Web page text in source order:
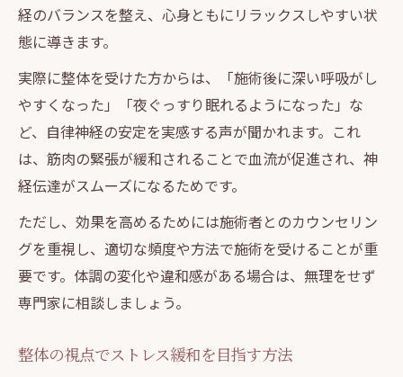
経のバランスを整え、心身ともにリラックスしやすい状
態に導きます。
実際に整体を受けた方からは、「施術後に深い呼吸がし
やすくなった」「夜ぐっすり眠れるようになった」な
ど、自律神経の安定を実感する声が聞かれます。これ
は、筋肉の緊張が緩和されることで血流が促進され、神
経伝達がスムーズになるためです。
ただし、効果を高めるためには施術者とのカウンセリン
グを重視し、適切な頻度や方法で施術を受けることが重
要です。体調の変化や違和感がある場合は、無理をせず
専門家に相談しましょう。
整体の視点でストレス緩和を目指す方法